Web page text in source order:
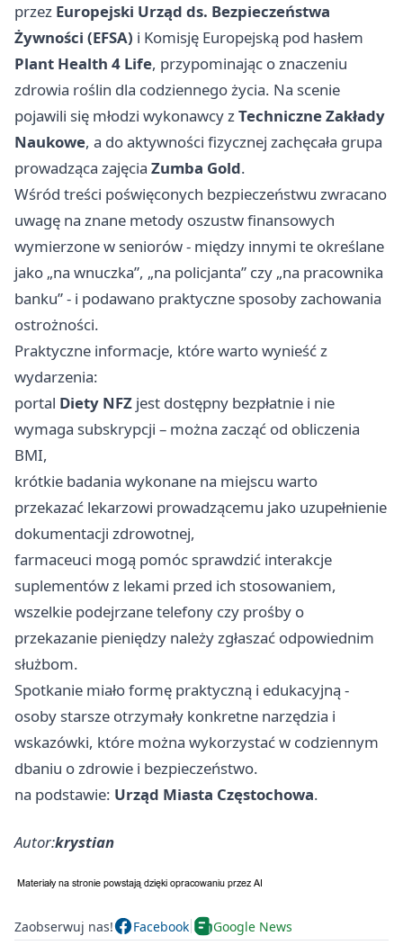
przez Europejski Urząd ds. Bezpieczeństwa
Żywności (EFSA) i Komisję Europejską pod hasłem
Plant Health 4 Life, przypominając o znaczeniu
zdrowia roślin dla codziennego życia. Na scenie
pojawili się młodzi wykonawcy zTechniczne Zakłady
Naukowe, a do aktywności fizycznej zachęcała grupa
prowadząca zajęcia Zumba Gold.
Wśród treści poświęconych bezpieczeństwu zwracano
uwagę na znane metody oszustw finansowych
wymierzone w seniorów - między innymi te określane
jako „na wnuczka”, „na policjanta” czy „na pracownika
banku” - i podawano praktyczne sposoby zachowania
ostrożności.
Praktyczne informacje, które warto wynieść z
wydarzenia:
portal Diety NFZ jest dostępny bezpłatnie i nie
wymaga subskrypcji – można zacząć od obliczenia
BMI,
krótkie badania wykonane na miejscu warto
przekazać lekarzowi prowadzącemu jako uzupełnienie
dokumentacji zdrowotnej,
farmaceuci mogą pomóc sprawdzić interakcje
suplementów z lekami przed ich stosowaniem,
wszelkie podejrzane telefony czy prośby o
przekazanie pieniędzy należy zgłaszać odpowiednim
służbom.
Spotkanie miało formę praktyczną i edukacyjną -
osoby starsze otrzymały konkretne narzędzia i
wskazówki, które można wykorzystać w codziennym
dbaniu o zdrowie i bezpieczeństwo.
na podstawie: Urząd Miasta Częstochowa.
Autor:krystian
Zaobserwuj nas! Facebook Google News